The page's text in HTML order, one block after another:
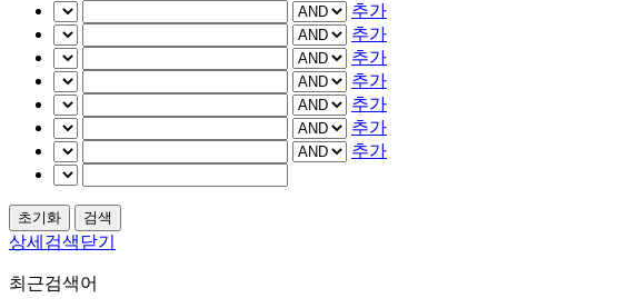
추가
추가
추가
추가
추가
추가
추가
상세검색닫기
최근검색어